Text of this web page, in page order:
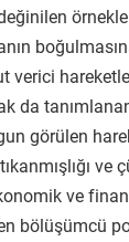
verici
da
görülen
ve
ve
bölüşümcü